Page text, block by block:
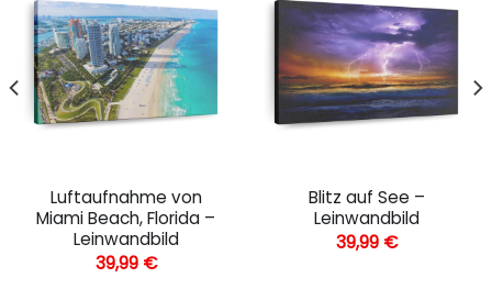
Luftaufnahme von
Miami Beach, Florida –
Leinwandbild
39,99 €
Blitz auf See –
Leinwandbild
39,99 €